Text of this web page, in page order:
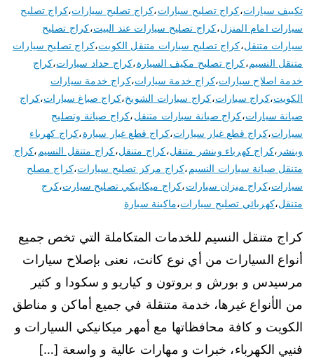
تكييف سيارات،كراج تصليح سبارات،كراج تصليح سيارات،كراج تصليح
سيارات امام المنزل،كراج تصليح سيارات عند البيت،كراج تصليح
سيارات متنقل،كراج تصليح سيارات متنقل الكويت،كراج تصليح سيارات
متنقل النسيم،كراج تصليح مكيف السيارة،كراج حداد سيارات،كراج
خدمة اصلاح سيارات،كراج خدمة سيارات،كراج خدمة سيارات
الكويت،كراج سيارات،كراج سيارات الشويخ،كراج صباغ سيارات،كراج
صيانة سيارات،كراج صيانة سيارات متنقل،كراج صيانة وتصليح
سيارات،كراج قطع غيار سيارات،كراج قطع غيار سيارة،كراج كهرباء
وبنشر ،كراج كهرباء وبنشر متنقل،كراج متنقل،كراج متنقل النسيم،كراج
متنقل صيانة سيارات النسيم،كراج مركز تصليح سيارات،كراج مصلح
سيارات،كراج ميزان سيارات،كراج ميكانيكي تصليح سيارت،كرج
متنقل،كهربائي تصليح سيارات،ماكينة سيارة
كراج متنقل النسيم للخدمات المتكاملة التي تخص جميع
أنواع السيارات من أي نوع كانت، نعنى بإصلاح سيارات
مرسيدس و بورش و بروتون و كياريو و سكودا و كثير
من الأنواع غيرها، خدمة متنقلة في جميع أماكن و مناطق
الكويت و كافة محافظاتها مع أمهر ميكانيكي السيارات و
فنيي الكهرباء، خبرات و مهارات عالية و واسعة […]